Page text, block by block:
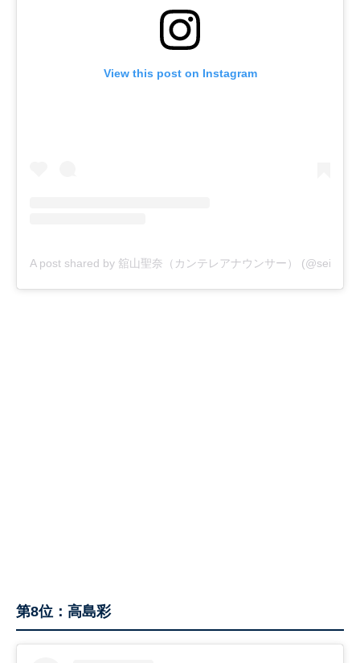
View this post on Instagram
A post shared by 舘山聖奈（カンテレアナウンサー）
第8位：高島彩